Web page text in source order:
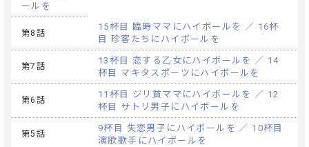
ールを
第8話
15杯目 臨時ママにハイボールを ／ 16杯
目 珍客たちにハイボールを
第7話
13杯目 恋する乙女にハイボールを ／ 14
杯目 マキタスポーツにハイボールを
第6話
11杯目 ジリ貧ママにハイボールを ／ 12
杯目 サトリ男子にハイボールを
第5話
9杯目 失恋男子にハイボールを ／ 10杯目
演歌歌手にハイボールを